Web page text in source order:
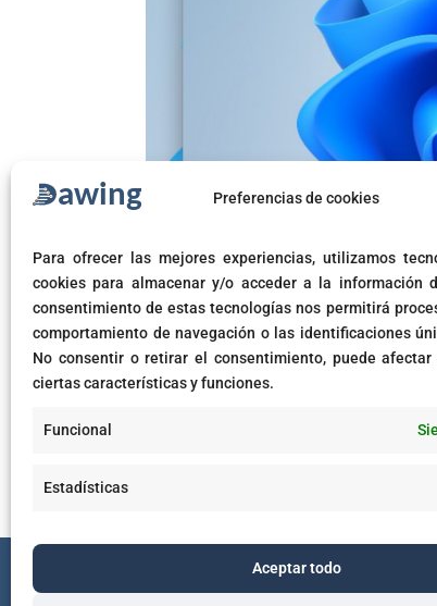
Preferencias de cookies
Para ofrecer las mejores experiencias, utilizamos
cookies para almacenar y/o acceder a la información
consentimiento de estas tecnologías nos permitirá
comportamiento de navegación o las identificaciones
No consentir o retirar el consentimiento, puede afectar
ciertas características y funciones.
Funcional
Estadísticas
Aceptar todo
Windows 11 Insider
bycbaquero|Sep 30, 2024|Microsoft,
Windows 11 Insider Preview Build 27686:
Mejoras y Nuevas Funciones Microsoft
actualización que trae mejoras
Términos de uso